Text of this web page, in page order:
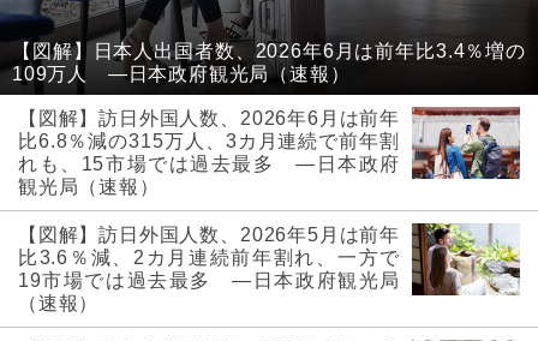
【図解】日本人出国者数、2026年6月は前年比3.4％増の
109万人 ―日本政府観光局（速報）
【図解】訪日外国人数、2026年6月は前年
比6.8％減の315万人、3カ月連続で前年割
れも、15市場では過去最多 ―日本政府
観光局（速報）
【図解】訪日外国人数、2026年5月は前年
比3.6％減、2カ月連続前年割れ、一方で
19市場では過去最多 ―日本政府観光局
（速報）